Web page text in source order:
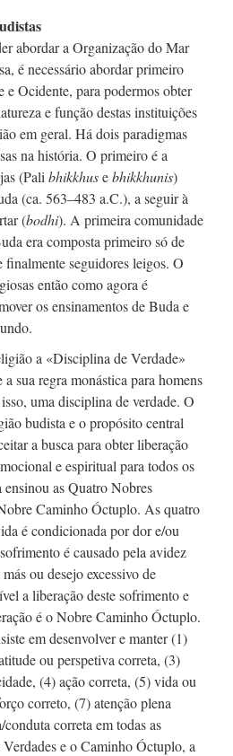
abordar a Organização do Mar
é necessário abordar primeiro
e Ocidente, para podermos obter
e função destas instituições
em geral. Há dois paradigmas
na história. O primeiro é a
(Pali bhikkhusebhikkhunis)
(ca. 563–483 a.C.), a seguir à
(bodhi). A primeira comunidade
era composta primeiro só de
finalmente seguidores leigos. O
então como agora é
os ensinamentos de Buda e
a «Disciplina de Verdade»
a sua regra monástica para homens
uma disciplina de verdade. O
budista e o propósito central
a busca para obter liberação
e espiritual para todos os
ensinou as Quatro Nobres
Caminho Óctuplo. As quatro
é condicionada por dor e/ou
é causado pela avidez
ou desejo excessivo de
a liberação deste sofrimento e
é o Nobre Caminho Óctuplo.
em desenvolver e manter (1)
ou perspetiva correta, (3)
(4) ação correta, (5) vida ou
correto, (7) atenção plena
correta em todas as
Verdades e o Caminho Óctuplo, a